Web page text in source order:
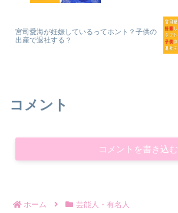
宮司愛海が妊娠しているってホント？子供の
出産で退社する？
コメント
コメントを書き込む
ホーム 芸能人・有名人